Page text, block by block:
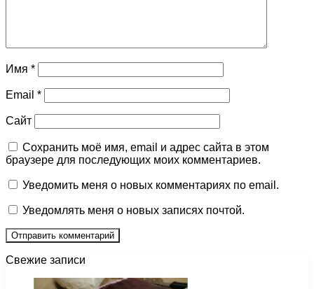
Имя *
Email *
Сайт
Сохранить моё имя, email и адрес сайта в этом
браузере для последующих моих комментариев.
Уведомить меня о новых комментариях по email.
Уведомлять меня о новых записях почтой.
Свежие записи